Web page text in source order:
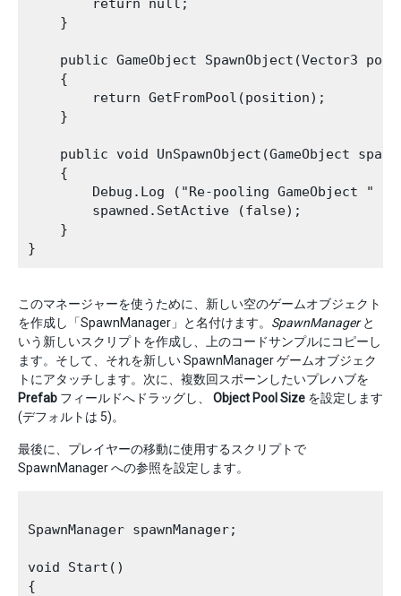
        return null;
    }
public GameObject SpawnObject(Vector3
    {
        return GetFromPool(position);
    }
public void UnSpawnObject(GameObject
    {
Debug.Log ("Re-pooling GameObject " +
        spawned.SetActive (false);
    }
このマネージャーを使うために、新しい空のゲームオブジェクト
を作成し「SpawnManager」と名付けます。 SpawnManagerと
いう新しいスクリプトを作成し、上のコードサンプルにコピーし
ます。そして、それを新しい SpawnManager ゲームオブジェク
トにアタッチします。次に、複数回スポーンしたいプレハブを
Prefab フィールドへドラッグし、 Object Pool Size を設定します
(デフォルトは 5)。
最後に、プレイヤーの移動に使用するスクリプトで
SpawnManager への参照を設定します。
SpawnManager spawnManager;
void Start()
{